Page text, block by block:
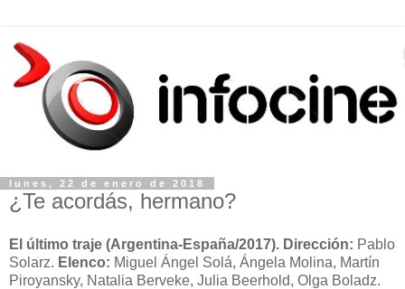
lunes, 22 de enero de 2018
¿Te acordás, hermano?
El último traje (Argentina-España/2017). Dirección: Pablo
Solarz. Elenco: Miguel Ángel Solá, Ángela Molina, Martín
Piroyansky, Natalia Berveke, Julia Beerhold, Olga Boladz.